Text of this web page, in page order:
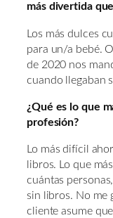
más divertida
Los más dulces
para un/a bebé.
de 2020 nos
cuando llegaban
¿Qué es lo que
profesión?
Lo más difícil
libros. Lo que
cuántas
sin libros. No me
cliente asume